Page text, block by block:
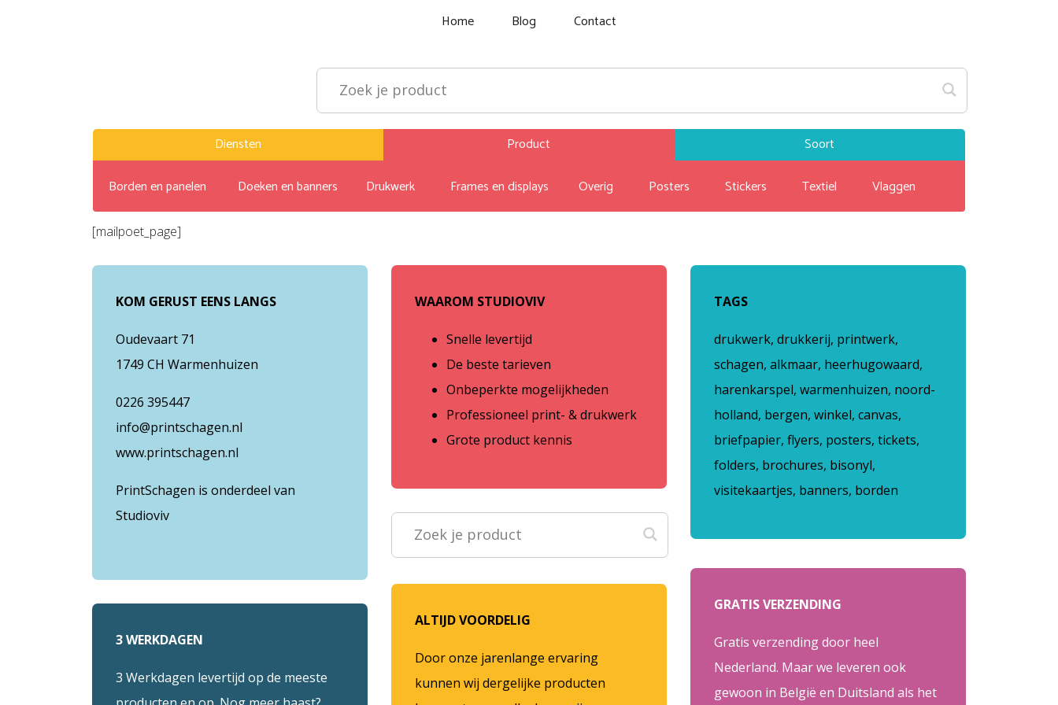
Home Blog Contact
Diensten
Product
Borden en panelen
Doeken en banners Drukwerk Frames en displays Overig Posters Stickers Textiel Vlaggen
Soort
[mailpoet_page]
KOM GERUST EENS LANGS
Oudevaart 71
1749 CH Warmenhuizen
0226 395447
info@printschagen.nl
www.printschagen.nl
PrintSchagen is onderdeel van
Studioviv
WAAROM STUDIOVIV
Snelle levertijd
De beste tarieven
Onbeperkte mogelijkheden
Professioneel print- & drukwerk
Grote product kennis
TAGS
drukwerk, drukkerij, printwerk,
schagen, alkmaar, heerhugowaard,
harenkarspel, warmenhuizen, noord-
holland, bergen, winkel, canvas,
briefpapier, flyers, posters, tickets,
folders, brochures, bisonyl,
visitekaartjes, banners, borden
3 WERKDAGEN
3 Werkdagen levertijd op de meeste
ALTIJD VOORDELIG
Door onze jarenlange ervaring
kunnen wij dergelijke producten
GRATIS VERZENDING
Gratis verzending door heel
Nederland. Maar we leveren ook
gewoon in België en Duitsland als het